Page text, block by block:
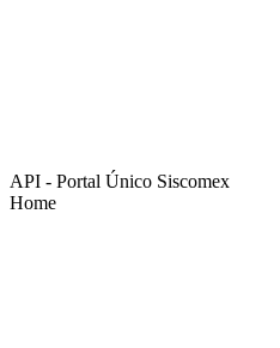
API - Portal Único Siscomex
Home